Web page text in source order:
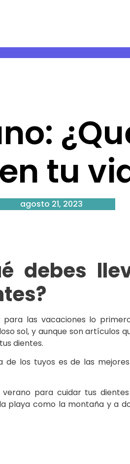
tu
agosto 21, 2023
debes
las vacaciones lo
sol, y aunque son artículos
dientes.
los tuyos es de las
para cuidar tus
como la montaña y a